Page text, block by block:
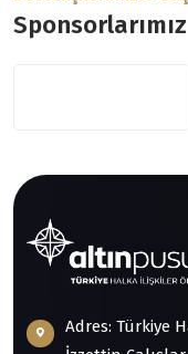
Sponsorlarımız
Adres: Türkiye